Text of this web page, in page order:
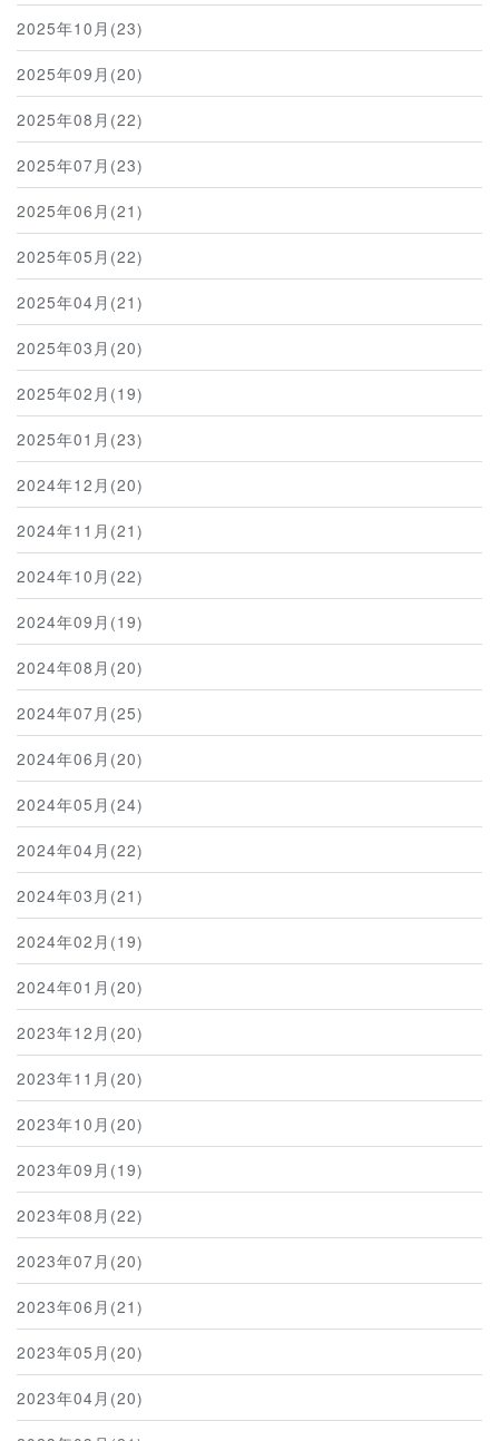
2025年10月(23)
2025年09月(20)
2025年08月(22)
2025年07月(23)
2025年06月(21)
2025年05月(22)
2025年04月(21)
2025年03月(20)
2025年02月(19)
2025年01月(23)
2024年12月(20)
2024年11月(21)
2024年10月(22)
2024年09月(19)
2024年08月(20)
2024年07月(25)
2024年06月(20)
2024年05月(24)
2024年04月(22)
2024年03月(21)
2024年02月(19)
2024年01月(20)
2023年12月(20)
2023年11月(20)
2023年10月(20)
2023年09月(19)
2023年08月(22)
2023年07月(20)
2023年06月(21)
2023年05月(20)
2023年04月(20)